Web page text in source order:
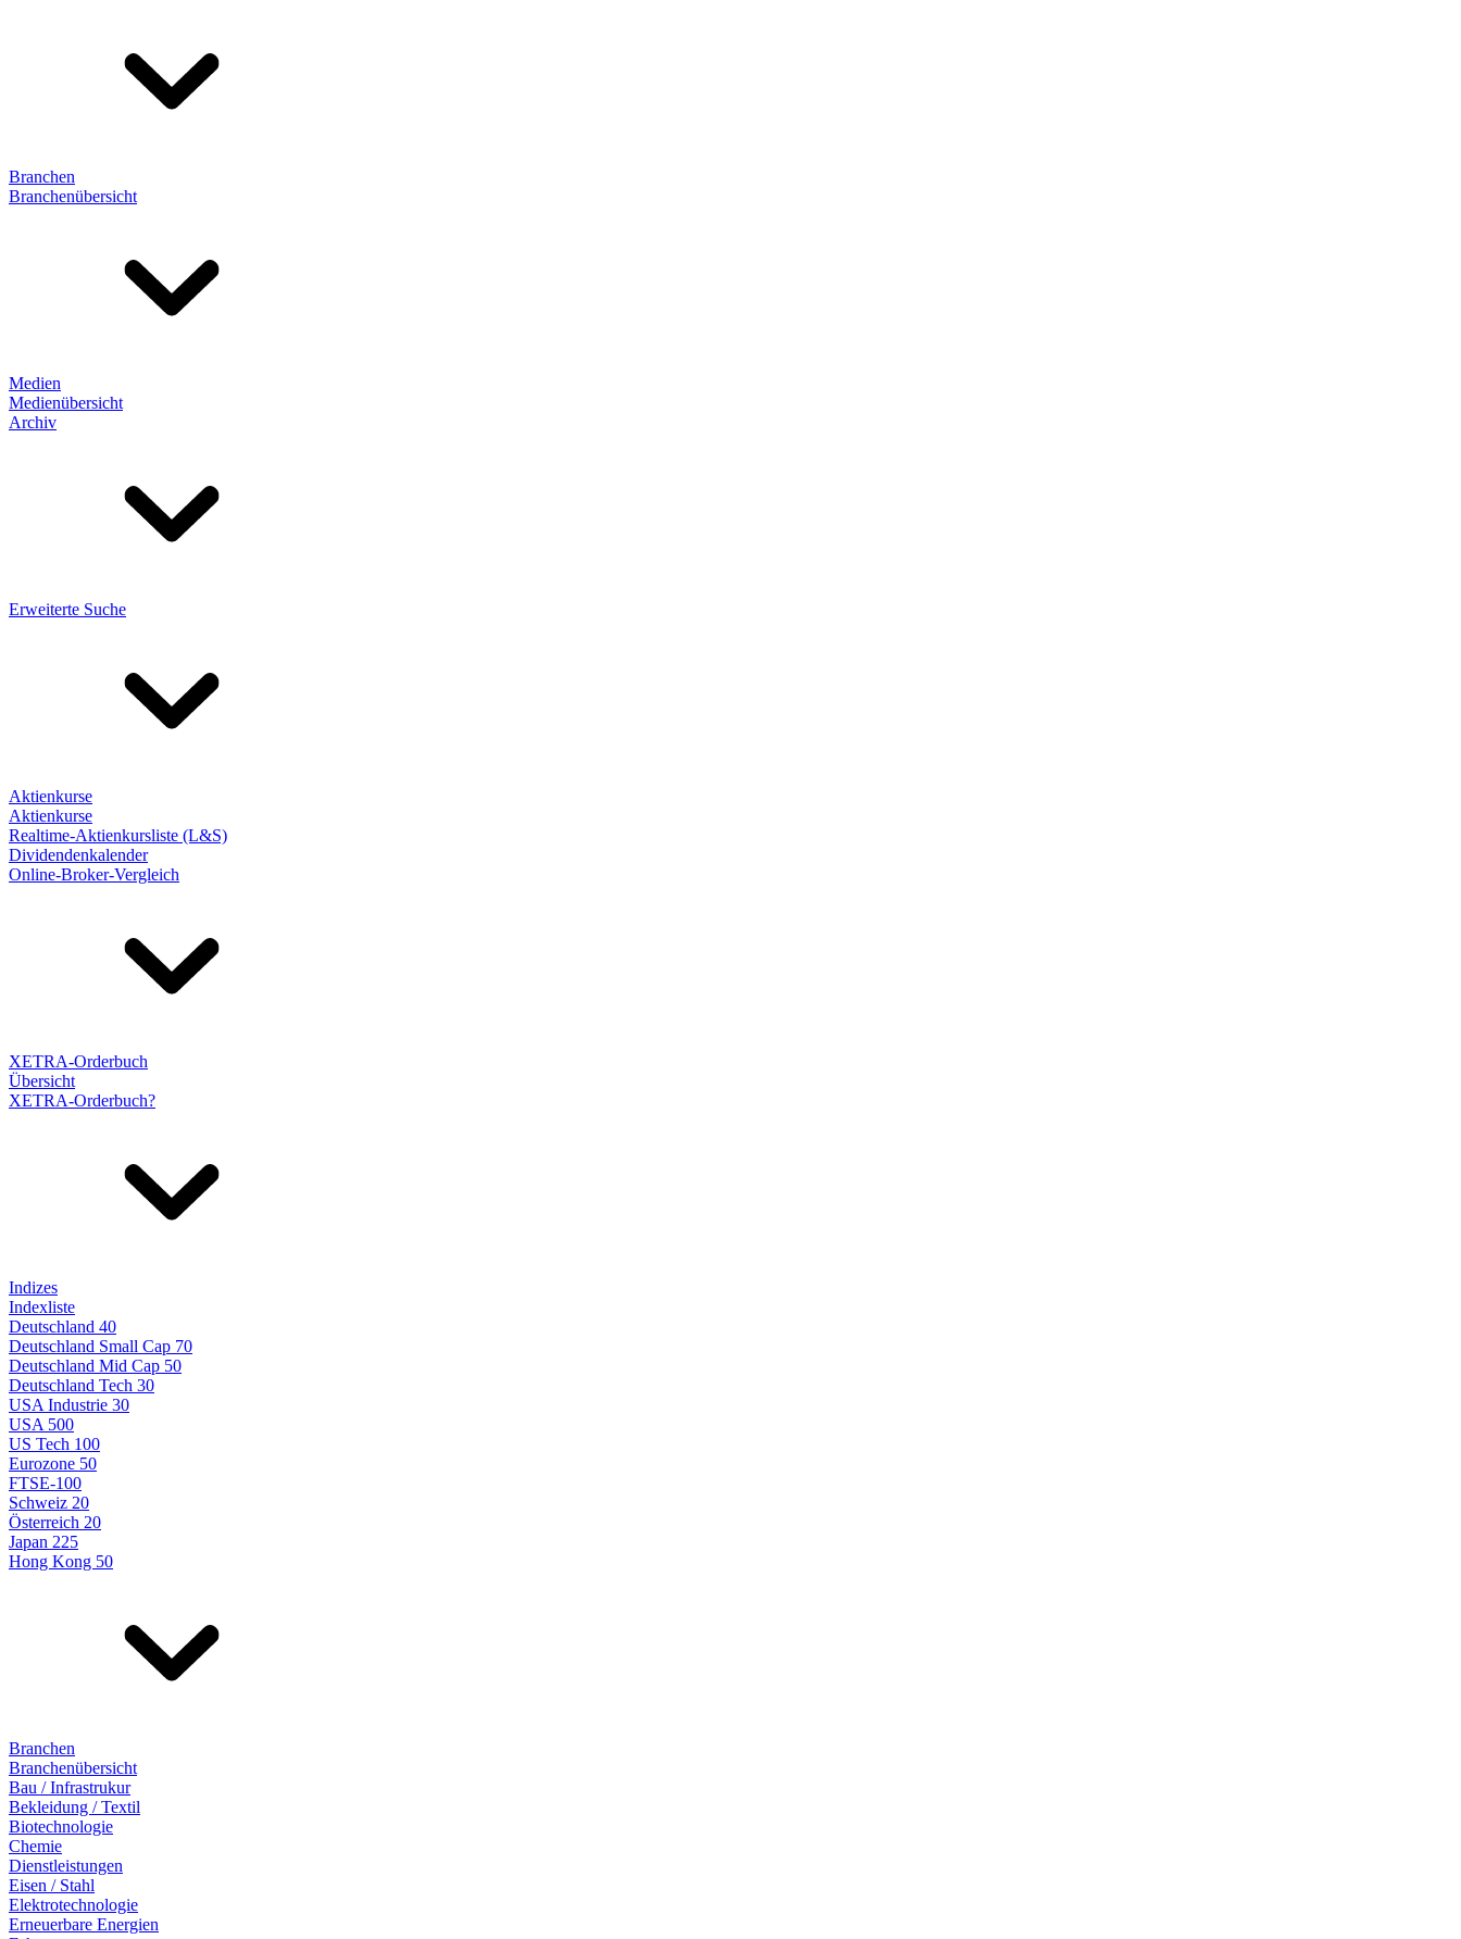
Branchen
Branchenübersicht
Medien
Medienübersicht
Archiv
Erweiterte Suche
Aktienkurse
Aktienkurse
Realtime-Aktienkursliste (L&S)
Dividendenkalender
Online-Broker-Vergleich
XETRA-Orderbuch
Übersicht
XETRA-Orderbuch?
Indizes
Indexliste
Deutschland 40
Deutschland Small Cap 70
Deutschland Mid Cap 50
Deutschland Tech 30
USA Industrie 30
USA 500
US Tech 100
Eurozone 50
FTSE-100
Schweiz 20
Österreich 20
Japan 225
Hong Kong 50
Branchen
Branchenübersicht
Bau / Infrastrukur
Bekleidung / Textil
Biotechnologie
Chemie
Dienstleistungen
Eisen / Stahl
Elektrotechnologie
Erneuerbare Energien